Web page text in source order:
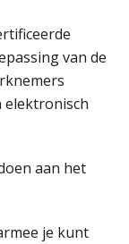
van de
elektronisch
aan het
je kunt